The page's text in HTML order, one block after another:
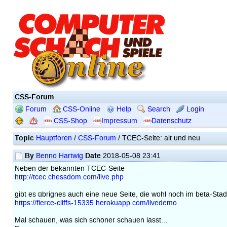
CSS-Forum
Forum CSS-Online Help Search
Login
CSS-Shop
Impressum Datenschutz
Topic Hauptforen / CSS-Forum / TCEC-Seite: alt und neu
By Benno Hartwig Date2018-05-08 23:41
Neben der bekannten TCEC-Seite
http://tcec.chessdom.com/live.php
gibt es übrignes auch eine neue Seite, die wohl noch im beta-
https://fierce-cliffs-15335.herokuapp.com/livedemo
Mal schauen, was sich schöner schauen lässt...